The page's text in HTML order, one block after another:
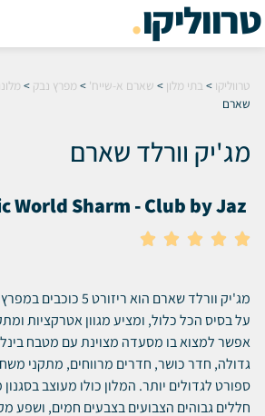
טרווליקו.
טרווליקו > בתי מלון > שארם א-שייח' > מפרץ נבק >
שארם
מג'יק וורלד שארם
World Sharm - Club by Jaz





מג'יק וורלד שארם הוא
על בסיס הכל כלול, ומציע מגוון אטרקציות
אפשר למצוא בו מסעדה מצוינת עם מטבח
גדולה, חדר כושר, חדרים מרווחים, מתקני
ספורט לגדולים יותר. המלון כולו מעוצב
חללים גבוהים הצבועים בצבעים חמים, ושפע